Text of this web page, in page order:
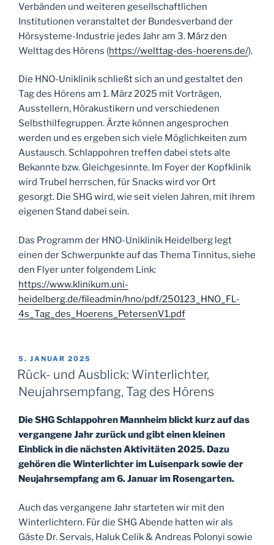
Verbänden und weiteren gesellschaftlichen
Institutionen veranstaltet der Bundesverband der
Hörsysteme-Industrie jedes Jahr am 3. März den
Welttag des Hörens (https://welttag-des-hoerens.de/).
Die HNO-Uniklinik schließt sich an und gestaltet den
Tag des Hörens am 1. März 2025 mit Vorträgen,
Ausstellern, Hörakustikern und verschiedenen
Selbsthilfegruppen. Ärzte können angesprochen
werden und es ergeben sich viele Möglichkeiten zum
Austausch. Schlappohren treffen dabei stets alte
Bekannte bzw. Gleichgesinnte. Im Foyer der Kopfklinik
wird Trubel herrschen, für Snacks wird vor Ort
gesorgt. Die SHG wird, wie seit vielen Jahren, mit ihrem
eigenen Stand dabei sein.
Das Programm der HNO-Uniklinik Heidelberg legt
einen der Schwerpunkte auf das Thema Tinnitus, siehe
den Flyer unter folgendem Link:
https://www.klinikum.uni-
heidelberg.de/fileadmin/hno/pdf/250123_HNO_FL-
4s_Tag_des_Hoerens_PetersenV1.pdf
VERÖFFENTLICHT
AM
5. JANUAR 2025
Rück- und Ausblick: Winterlichter,
Neujahrsempfang, Tag des Hörens
Die SHG Schlappohren Mannheim blickt kurz auf das
vergangene Jahr zurück und gibt einen kleinen
Einblick in die nächsten Aktivitäten 2025. Dazu
gehören die Winterlichter im Luisenpark sowie der
Neujahrsempfang am 6. Januar im Rosengarten.
Auch das vergangene Jahr starteten wir mit den
Winterlichtern. Für die SHG Abende hatten wir als
Gäste Dr. Servais, Haluk Celik & Andreas Polonyi sowie